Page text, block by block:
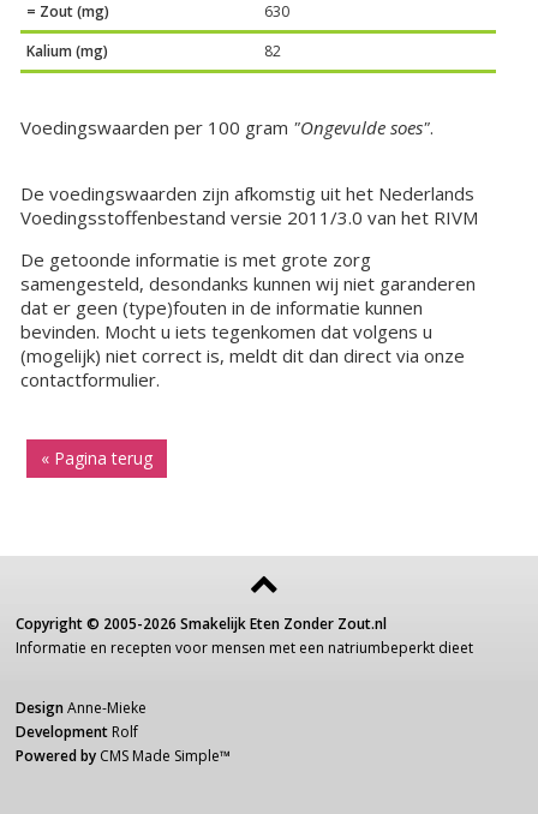
= Zout (mg)
630
Kalium (mg)
82
Voedingswaarden per 100 gram "Ongevulde soes".
De voedingswaarden zijn afkomstig uit het Nederlands
Voedingsstoffenbestand versie 2011/3.0 van het RIVM
De getoonde informatie is met grote zorg
samengesteld, desondanks kunnen wij niet garanderen
dat er geen (type)fouten in de informatie kunnen
bevinden. Mocht u iets tegenkomen dat volgens u
(mogelijk) niet correct is, meldt dit dan direct via onze
contactformulier.
« Pagina terug
Copyright © 2005-2026 Smakelijk Eten Zonder Zout.nl
Informatie en recepten voor mensen met een natriumbeperkt dieet
Design Anne-Mieke
Development Rolf
Powered by CMS Made Simple™